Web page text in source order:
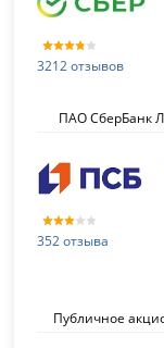
3212 отзывов
ПАО СберБанк
352 отзыва
Публичное